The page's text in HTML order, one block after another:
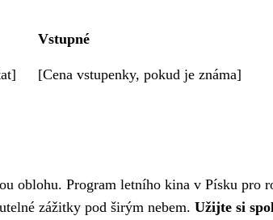
Vstupné
[Cena vstupenky, pokud je známa]
oblohu. Program letního kina v Písku pro
zážitky pod širým nebem. Užijte si